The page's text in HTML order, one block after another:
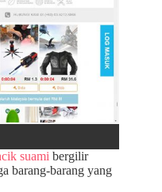
suami bergilir
barang-barang yang